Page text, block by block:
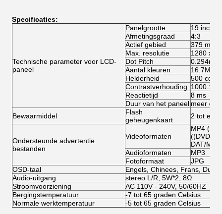
Specificaties:
Technische parameter voor LCD-
paneel
Panelgrootte
19 inch
Afmetingsgraad
4:3
Actief gebied
379 mm
Max. resolutie
1280 x
Dot Pitch
Aantal kleuren
16.7M
Helderheid
500 cd/
Contrastverhouding 1000:1
Reactietijd
8 ms
Duur van het paneel meer
Bewaarmiddel
Flash
geheugenkaart
2 tot en
Ondersteunde advertentie
bestanden
Videoformaten
MP4
DAT/
Audioformaten
MP3
Fotoformaat
JPG
OSD-taal
Engels, Chinees, Frans,
Audio-uitgang
stereo L/R, 5W*2, 8Ω
Stroomvoorziening
AC 110V - 240V, 50/60HZ
Bergingstemperatuur
-7 tot 65 graden Celsius
Normale werktemperatuur
-5 tot 65 graden Celsius